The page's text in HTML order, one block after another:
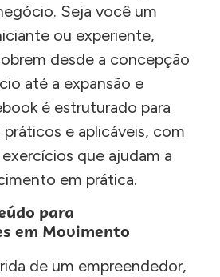
Seja você um
ou experiente,
desde a concepção
até a expansão e
é estruturado para
e aplicáveis, com
que ajudam a
em prática.
para
em Movimento
de um empreendedor,